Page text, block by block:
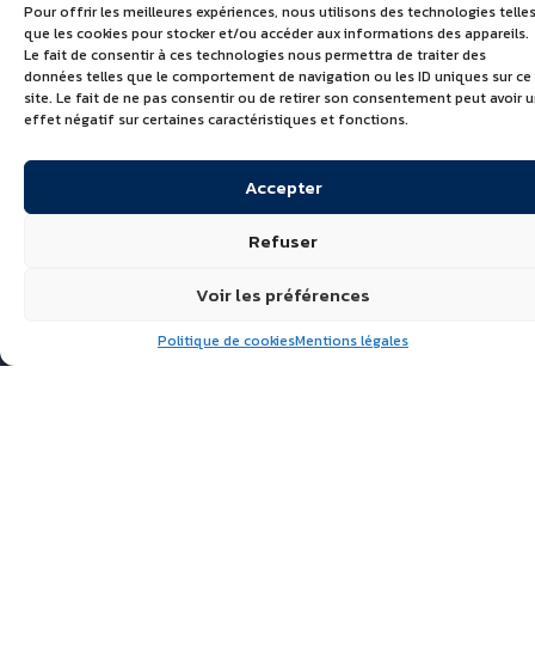
Pour offrir les meilleures expériences, nous utilisons des technologies telles
que les cookies pour stocker et/ou accéder aux informations des appareils.
Le fait de consentir à ces technologies nous permettra de traiter des
données telles que le comportement de navigation ou les ID uniques sur ce
site. Le fait de ne pas consentir ou de retirer son consentement peut avoir
effet négatif sur certaines caractéristiques et fonctions.
Accepter
Refuser
Voir les préférences
Politique de cookiesMentions légales